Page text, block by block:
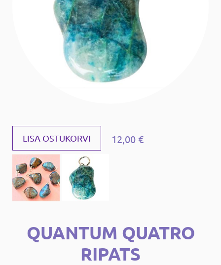
LISA OSTUKORVI 12,00 €
QUANTUM QUATRO
RIPATS